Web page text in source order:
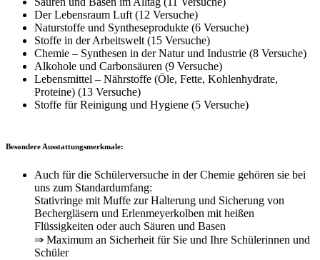
Der Lebensraum Luft (12 Versuche)
Naturstoffe und Syntheseprodukte (6 Versuche)
Stoffe in der Arbeitswelt (15 Versuche)
Chemie – Synthesen in der Natur und Industrie (8 Versuche)
Alkohole und Carbonsäuren (9 Versuche)
Lebensmittel – Nährstoffe (Öle, Fette, Kohlenhydrate,
Proteine) (13 Versuche)
Stoffe für Reinigung und Hygiene (5 Versuche)
Besondere Ausstattungsmerkmale:
Auch für die Schülerversuche in der Chemie gehören sie bei
uns zum Standardumfang:
Stativringe mit Muffe zur Halterung und Sicherung von
Bechergläsern und Erlenmeyerkolben mit heißen
Flüssigkeiten oder auch Säuren und Basen
⇒ Maximum an Sicherheit für Sie und Ihre Schülerinnen und
Schüler